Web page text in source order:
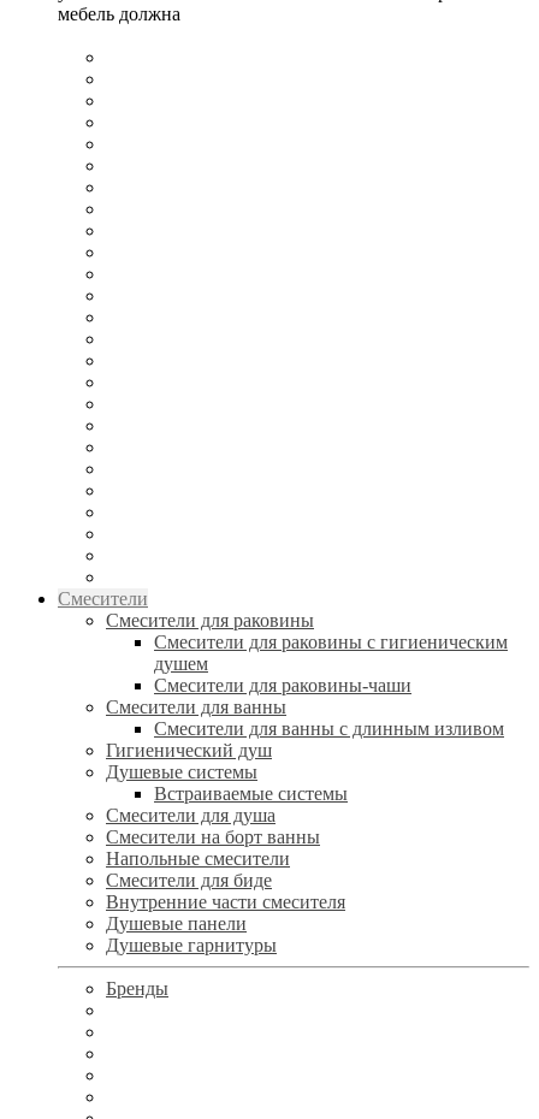
мебель должна
Смесители
Смесители для раковины
Смесители для раковины с гигиеническим
душем
Смесители для раковины-чаши
Смесители для ванны
Смесители для ванны с длинным изливом
Гигиенический душ
Душевые системы
Встраиваемые системы
Смесители для душа
Смесители на борт ванны
Напольные смесители
Смесители для биде
Внутренние части смесителя
Душевые панели
Душевые гарнитуры
Бренды